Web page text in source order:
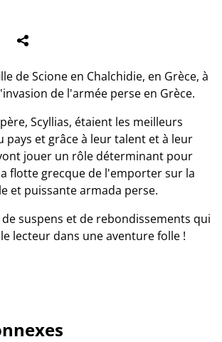
de Scione en Chalchidie, en Grèce, à
de l'armée perse en Grèce.
Scyllias, étaient les meilleurs
pays et grâce à leur talent et à leur
jouer un rôle déterminant pour
flotte grecque de l'emporter sur la
et puissante armada perse.
suspens et de rebondissements qui
lecteur dans une aventure folle !